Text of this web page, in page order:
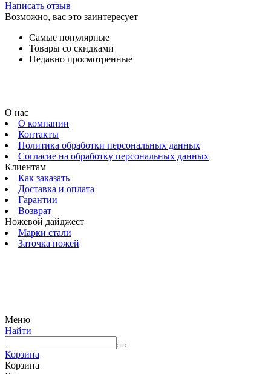
Написать отзыв
Возможно, вас это заинтересует
Самые популярные
Товары со скидками
Недавно просмотренные
О нас
О компании
Контакты
Политика обработки персональных данных
Согласие на обработку персональных данных
Клиентам
Как заказать
Доставка и оплата
Гарантии
Возврат
Ножевой дайджест
Марки стали
Заточка ножей
Меню
Найти
Корзина
Корзина